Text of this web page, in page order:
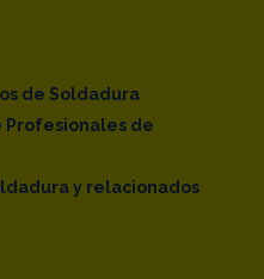
de Soldadura
Profesionales de
y relacionados